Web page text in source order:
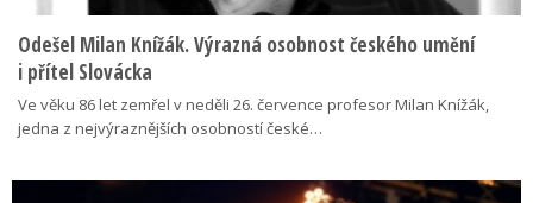
Odešel Milan Knížák. Výrazná osobnost českého umění
i přítel Slovácka
Ve věku 86 let zemřel v neděli 26. července profesor Milan Knížák,
jedna z nejvýraznějších osobností české…